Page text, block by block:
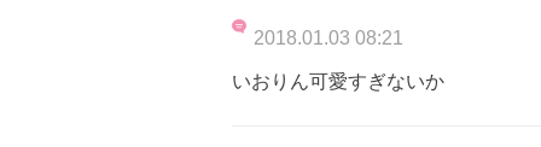
2018.01.03 08:21
いおりん可愛すぎないか